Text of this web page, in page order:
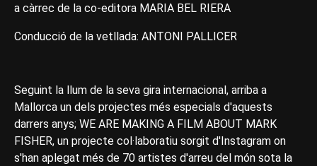
a càrrec de la co-editora MARIA BEL RIERA
Conducció de la vetllada: ANTONI PALLICER
Seguint la llum de la seva gira internacional, arriba a
Mallorca un dels projectes més especials d'aquests
darrers anys; WE ARE MAKING A FILM ABOUT MARK
FISHER, un projecte col·laboratiu sorgit d'Instagram on
s'han aplegat més de 70 artistes d'arreu del món sota la